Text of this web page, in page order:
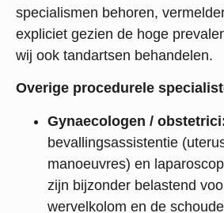
specialismen behoren,
expliciet gezien de hoge
wij ook tandartsen behandelen.
Overige procedurele
Gynaecologen /
bevallingsassistentie
manoeuvres) en
zijn bijzonder belastend
wervelkolom en de